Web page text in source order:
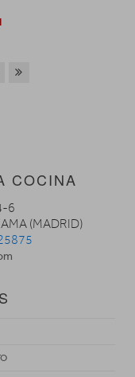
COCINA
6
(MADRID)